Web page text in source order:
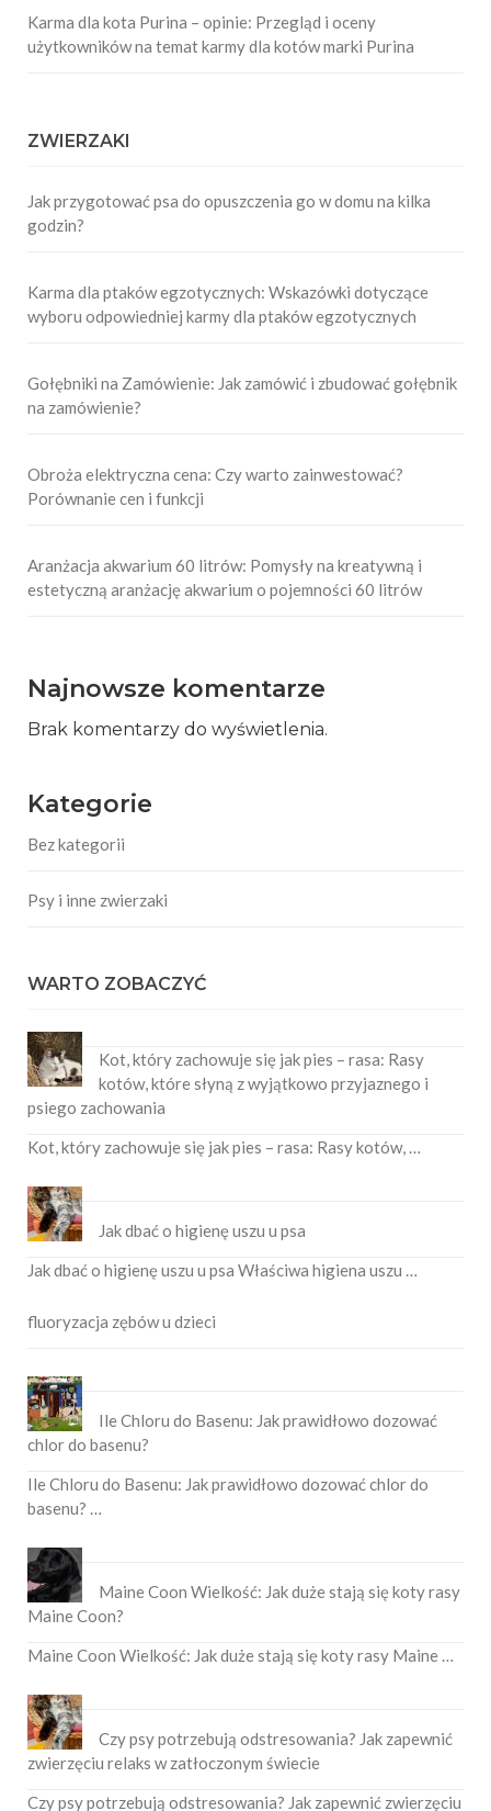
Karma dla kota Purina – opinie: Przegląd i oceny
użytkowników na temat karmy dla kotów marki Purina
ZWIERZAKI
Jak przygotować psa do opuszczenia go w domu na kilka
godzin?
Karma dla ptaków egzotycznych: Wskazówki dotyczące
wyboru odpowiedniej karmy dla ptaków egzotycznych
Gołębniki na Zamówienie: Jak zamówić i zbudować gołębnik
na zamówienie?
Obroża elektryczna cena: Czy warto zainwestować?
Porównanie cen i funkcji
Aranżacja akwarium 60 litrów: Pomysły na kreatywną i
estetyczną aranżację akwarium o pojemności 60 litrów
Najnowsze komentarze
Brak komentarzy do wyświetlenia.
Kategorie
Bez kategorii
Psy i inne zwierzaki
WARTO ZOBACZYĆ
Kot, który zachowuje się jak pies – rasa: Rasy
kotów, które słyną z wyjątkowo przyjaznego i
psiego zachowania
Kot, który zachowuje się jak pies – rasa: Rasy kotów, …
Jak dbać o higienę uszu u psa
Jak dbać o higienę uszu u psa Właściwa higiena uszu …
fluoryzacja zębów u dzieci
Ile Chloru do Basenu: Jak prawidłowo dozować
chlor do basenu?
Ile Chloru do Basenu: Jak prawidłowo dozować chlor do
basenu? …
Maine Coon Wielkość: Jak duże stają się koty rasy
Maine Coon?
Maine Coon Wielkość: Jak duże stają się koty rasy Maine …
Czy psy potrzebują odstresowania? Jak zapewnić
zwierzęciu relaks w zatłoczonym świecie
Czy psy potrzebują odstresowania? Jak zapewnić zwierzęciu